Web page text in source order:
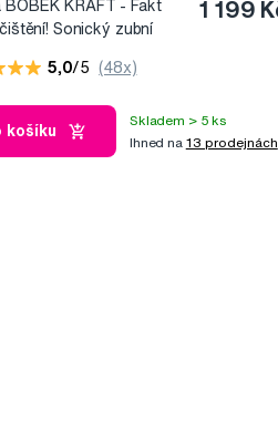
BOBEK KRAFT - Fakt
Sonický zubní
1 199
5,0/5 (48x)
košíku
Skladem > 5 ks
Ihned na 13 prodejnách